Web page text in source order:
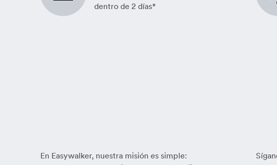
dentro de 2 días*
En Easywalker, nuestra misión es simple: